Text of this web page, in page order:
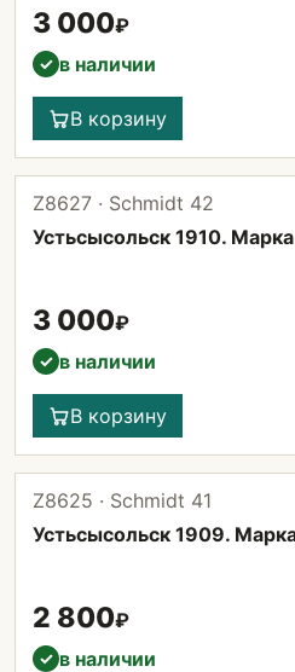
3 000₽
✓ в наличии
В корзину
Z8627 · Schmidt 42
Устьсысольск 1910.
3 000₽
✓ в наличии
В корзину
Z8625 · Schmidt 41
Устьсысольск 1909.
2 800₽
✓ в наличии